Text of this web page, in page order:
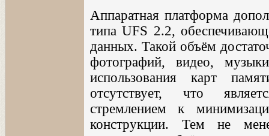
Аппаратная платформа
типа UFS 2.2,
данных. Такой объём
фотографий, видео,
использования карт
отсутствует, что
стремлением к
конструкции. Тем не